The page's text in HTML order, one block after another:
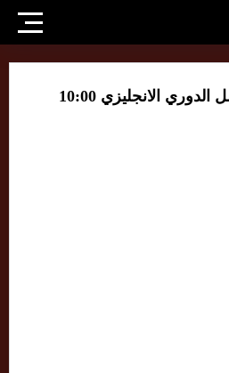
الانجليزي 10:00